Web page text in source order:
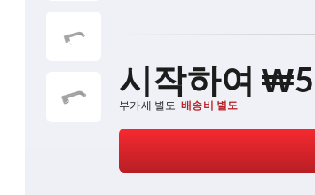
시작하여
부가세 별도 배송비 별도